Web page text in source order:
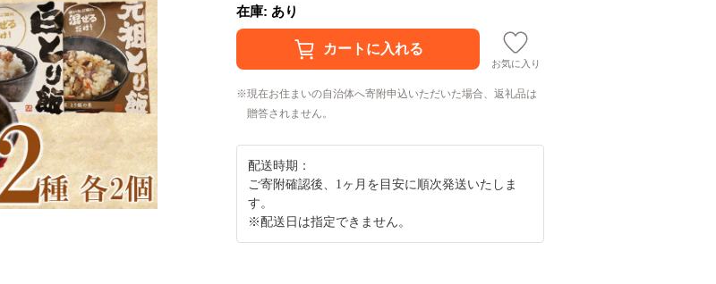
在庫: あり
お気に入り
現在お住まいの自治体へ寄附申込いただいた場合、返礼品は
贈答されません。
配送時期：
ご寄附確認後、1ヶ月を目安に順次発送いたしま
す。
※配送日は指定できません。